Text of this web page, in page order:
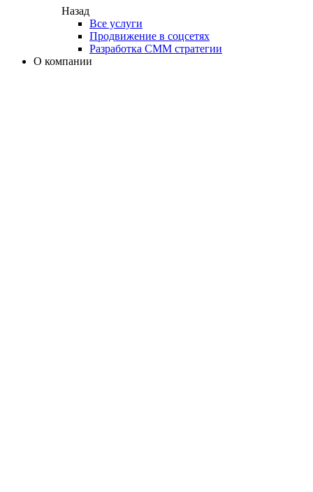
Назад
Все услуги
Продвижение в соцсетях
Разработка СММ стратегии
О компании